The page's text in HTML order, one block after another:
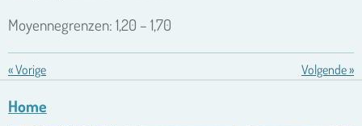
Moyennegrenzen: 1,20 – 1,70
«Vorige Volgende»
Home